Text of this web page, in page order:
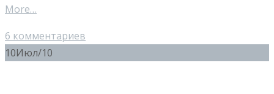
More…
6 комментариев
10Июл/10